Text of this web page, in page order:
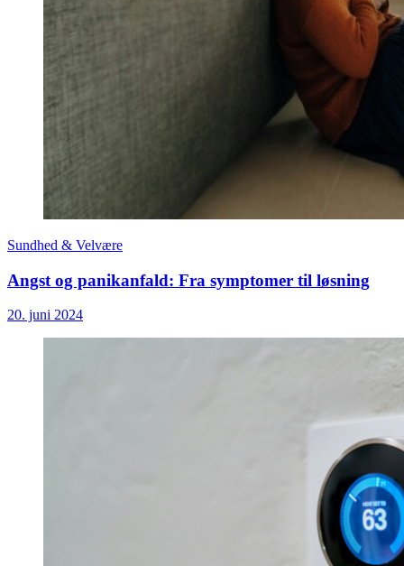
Sundhed & Velvære
Angst og panikanfald: Fra symptomer til løsning
20. juni 2024